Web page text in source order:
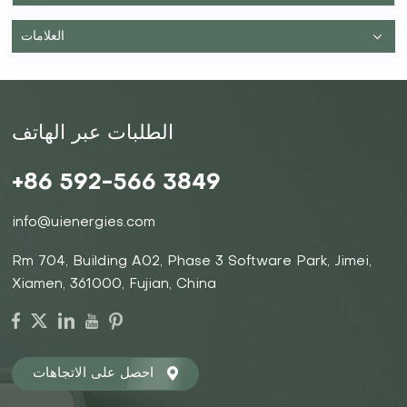
مجموعة متنوعة من التكوينات لتلبية متطلبات تخزين الطاقة
المختلفة. في UIENERGIES، نحن متخصصون في حلول
البطاريات المتقدمة، بما في ذلك البطاريات المكدسة عالية الجهد
الطاقة وإطلاقها بكفاءة، مما يلبي متطلبات الطاقة الكبيرة
للشركات والصناعات الكبيرة. بطاريات الجهد المنخفض: تُستخدم
للطاقة للأسر. تم تصميمها لتلبية متطلبات الطاقة المنخفضة، فهي
تخزين البطاريات على التطبيقات الفردية، بل إنها تلعب دورًا رئيسيًا
الطاقة الفائضة المتولدة خلال فترات الإنتاج العالي (مثل الأيام
المشمسة أو العاصفة) لاستخدامها في أوقات انخفاض التوليد أو
تخزين وتوزيع الطاقة بكفاءة على استقرار شبكات الطاقة، وتقليل
الاعتماد على مصادر الطاقة المعتمدة على الوقود الأحفوري،
واستدامة. بالنسبة للمستهلكين السكنيين والتجاريين على حد سواء،
يسهل تخزين الطاقة أيضًا قدرًا أكبر من استقلال الطاقة. ومن خلال
العلامات
الطلبات عبر الهاتف
+86 592-566 3849
info@uienergies.com
Rm 704, Building A02, Phase 3 Software Park, Jimei,
Xiamen, 361000, Fujian, China
احصل على الاتجاهات